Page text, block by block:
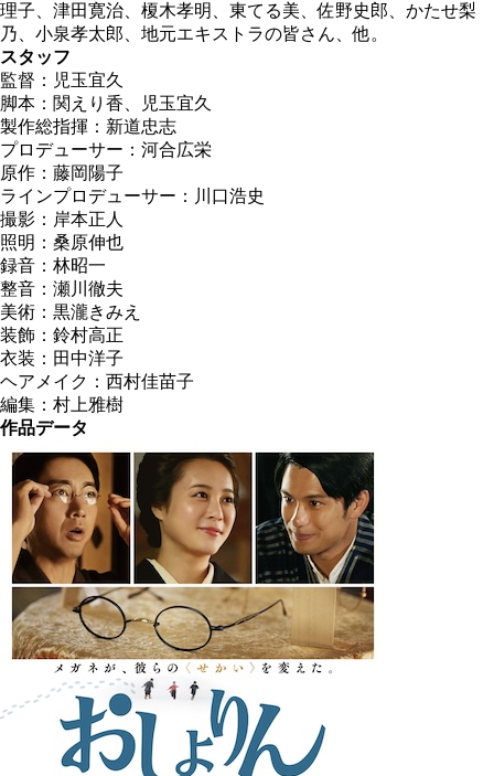
理子、津田寛治、榎木孝明、東てる美、佐野史郎、かたせ梨
乃、小泉孝太郎、地元エキストラの皆さん、他。
スタッフ
監督：児玉宜久
脚本：関えり香、児玉宜久
製作総指揮：新道忠志
プロデューサー：河合広栄
原作：藤岡陽子
ラインプロデューサー：川口浩史
撮影：岸本正人
照明：桑原伸也
録音：林昭一
整音：瀬川徹夫
美術：黒瀧きみえ
装飾：鈴村高正
衣装：田中洋子
ヘアメイク：西村佳苗子
編集：村上雅樹
作品データ